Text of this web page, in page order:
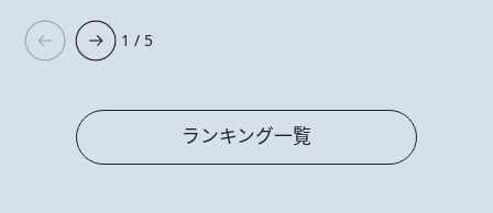
1 / 5
ランキング一覧